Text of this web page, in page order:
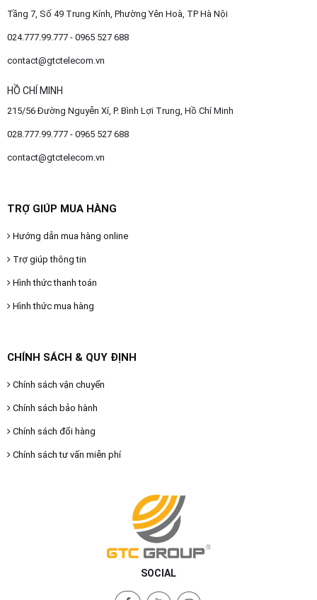
Tầng 7, Số 49 Trung Kính, Phường Yên Hoà, TP Hà Nội
024.777.99.777 - 0965 527 688
contact@gtctelecom.vn
HỒ CHÍ MINH
215/56 Đường Nguyễn Xí, P. Bình Lợi Trung, Hồ Chí Minh
028.777.99.777 - 0965 527 688
contact@gtctelecom.vn
TRỢ GIÚP MUA HÀNG
Hướng dẫn mua hàng online
Trợ giúp thông tin
Hình thức thanh toán
Hình thức mua hàng
CHÍNH SÁCH & QUY ĐỊNH
Chính sách vận chuyển
Chính sách bảo hành
Chính sách đổi hàng
Chính sách tư vấn miễn phí
SOCIAL